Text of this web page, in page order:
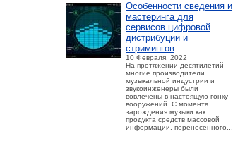
Особенности сведения и
мастеринга для
сервисов цифровой
дистрибуции и
стримингов
10 Февраля, 2022
На протяжении десятилетий
многие производители
музыкальной индустрии и
звукоинженеры были
вовлечены в настоящую гонку
вооружений. С момента
зарождения музыки как
продукта средств массовой
информации, перенесенного...